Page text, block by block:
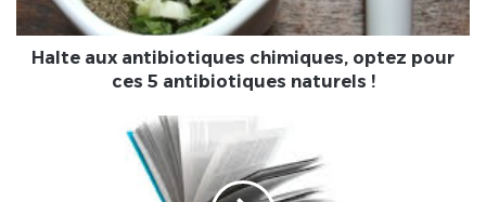
antibiotiques
naturels
Halte aux antibiotiques chimiques, optez pour
ces 5 antibiotiques naturels !